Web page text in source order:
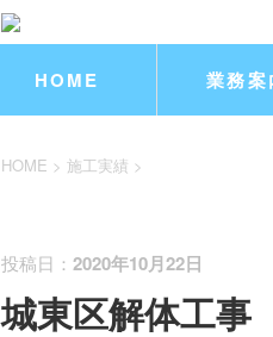
HOME 業務案
HOME > 施工実績 >
投稿日： 2020年10月22日
城東区解体工事